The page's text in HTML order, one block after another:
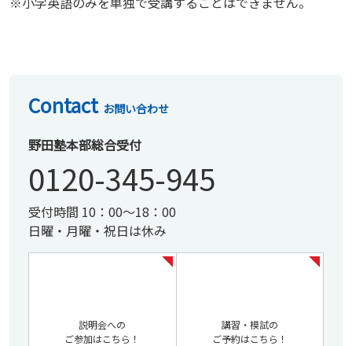
Contact お問い合わせ
野田塾本部総合受付
0120-345-945
受付時間 10：00～18：00
日曜・月曜・祝日は休み
説明会への
ご参加はこちら！
講習・模試の
ご予約はこちら！